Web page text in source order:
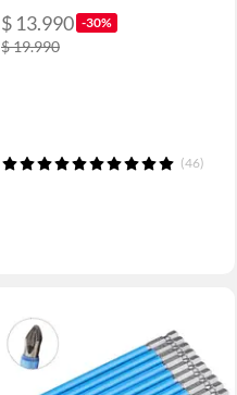
$ 13.990 -30%
$ 19.990
(46)